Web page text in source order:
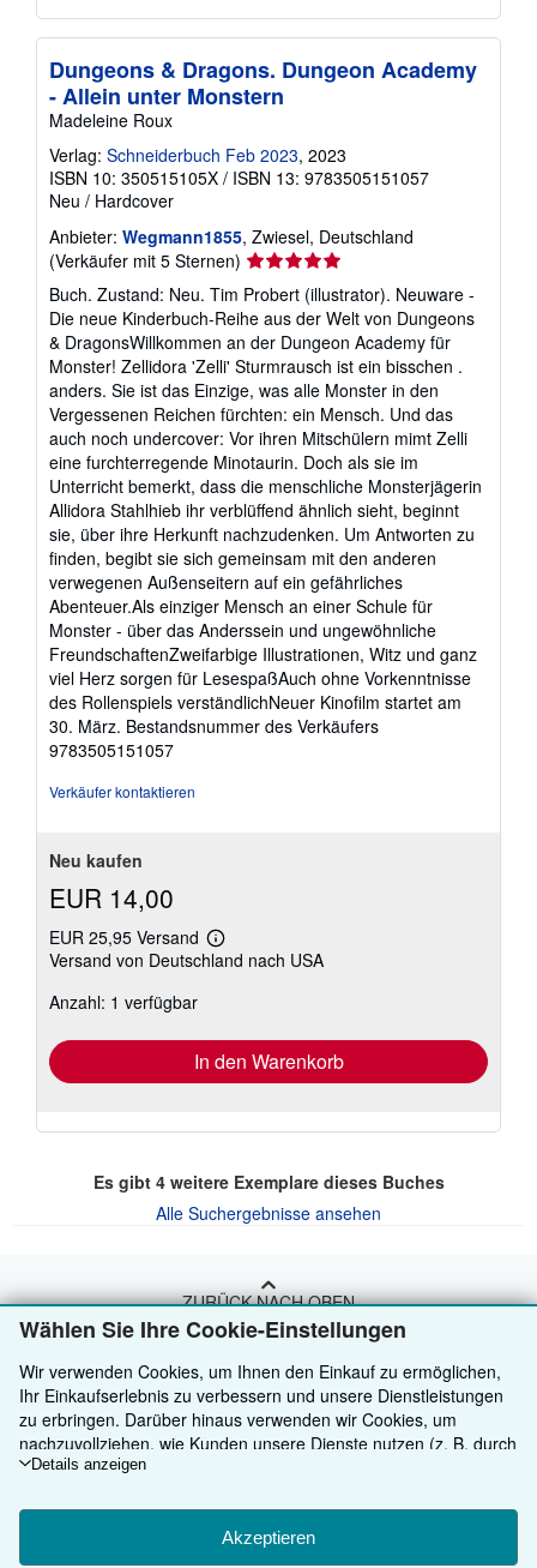
Wählen Sie Ihre Cookie-Einstellungen
Wir verwenden Cookies, um Ihnen den Einkauf zu ermöglichen,
Ihr Einkaufserlebnis zu verbessern und unsere Dienstleistungen
zu erbringen. Darüber hinaus verwenden wir Cookies, um
nachzuvollziehen, wie Kunden unsere Dienste nutzen (z. B. durch
die Erfassung von Website-Besuchen), sodass wir Optimierungen
Cookies von Drittanbietern ein, um in Anzeigen relevante Inhalte
darzustellen und die Effizienz von Anzeigen zu ermitteln. Wählen
Sie „Ablehnen" aus, um abzulehnen, oder „Personalisieren", um
Details anzeigen
Akzeptieren
Dungeons & Dragons. Dungeon Academy
- Allein unter Monstern
Madeleine Roux
Verlag: Schneiderbuch Feb 2023, 2023
ISBN 10: 350515105X / ISBN 13: 9783505151057
Neu / Hardcover
Anbieter: Wegmann1855, Zwiesel, Deutschland
(Verkäufer mit 5 Sternen) Verkäuferbewertung
5
von
5
Sternen
Buch. Zustand: Neu. Tim Probert (illustrator). Neuware -
Die neue Kinderbuch-Reihe aus der Welt von Dungeons
& DragonsWillkommen an der Dungeon Academy für
Monster! Zellidora 'Zelli' Sturmrausch ist ein bisschen .
anders. Sie ist das Einzige, was alle Monster in den
Vergessenen Reichen fürchten: ein Mensch. Und das
auch noch undercover: Vor ihren Mitschülern mimt Zelli
eine furchterregende Minotaurin. Doch als sie im
Unterricht bemerkt, dass die menschliche Monsterjägerin
Allidora Stahlhieb ihr verblüffend ähnlich sieht, beginnt
sie, über ihre Herkunft nachzudenken. Um Antworten zu
finden, begibt sie sich gemeinsam mit den anderen
verwegenen Außenseitern auf ein gefährliches
Abenteuer.Als einziger Mensch an einer Schule für
Monster - über das Anderssein und ungewöhnliche
FreundschaftenZweifarbige Illustrationen, Witz und ganz
viel Herz sorgen für LesespaßAuch ohne Vorkenntnisse
des Rollenspiels verständlichNeuer Kinofilm startet am
30. März. Bestandsnummer des Verkäufers
9783505151057
Verkäufer kontaktieren
Neu kaufen
EUR 14,00
EUR 25,95 Versand
Weitere
Informationen
Versand von Deutschland nach USA
Anzahl: 1 verfügbar
In den Warenkorb
Es gibt 4weitere Exemplare dieses Buches
Alle Suchergebnisse ansehen
ZURÜCK NACH OBEN
Kaufen
Detailsuche
Sammlungen
Anbieten
Verkäufer werden
Empfehlen Sie einen Verkäufer
Über uns
Weitere AbeBooks Unternehmen